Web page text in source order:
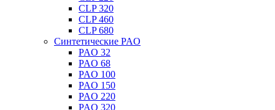
CLP 320
CLP 460
CLP 680
Синтетические PAO
PAO 32
PAO 68
PAO 100
PAO 150
PAO 220
PAO 320